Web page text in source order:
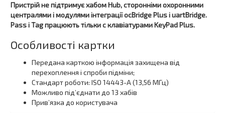
Пристрій не підтримує хабом Hub, сторонніми охоронними
централями і модулями інтеграції ocBridge Plus і uartBridge.
Pass і Tag працюють тільки c клавіатурами KeyPad Plus.
Особливості картки
Передана карткою інформація захищена від
перехоплення і спроби підміни;
Стандарт роботи: ISO 14443-А (13,56 МГц)
Можливо під’єднати до 13 хабів
Прив’язка до користувача